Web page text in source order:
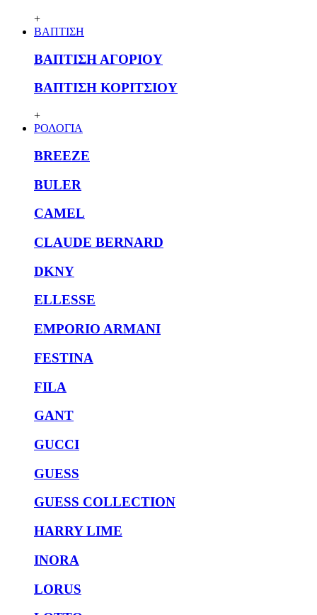
+
ΒΑΠΤΙΣΗ
ΒΑΠΤΙΣΗ ΑΓΟΡΙΟΥ
ΒΑΠΤΙΣΗ ΚΟΡΙΤΣΙΟΥ
+
ΡΟΛΟΓΙΑ
BREEZE
BULER
CAMEL
CLAUDE BERNARD
DKNY
ELLESSE
EMPORIO ARMANI
FESTINA
FILA
GANT
GUCCI
GUESS
GUESS COLLECTION
HARRY LIME
INORA
LORUS